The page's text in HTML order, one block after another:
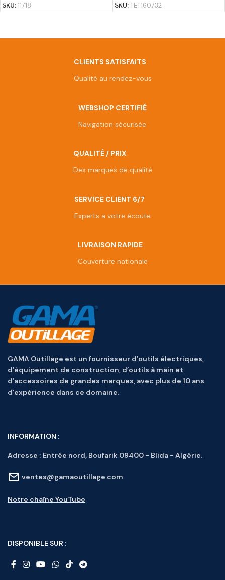
SKU:11718 SKU:TET160732
CLIENTS SATISFAITS
Qualité au rendez-vous
WEBSHOP CERTIFIÉ
Navigation sécurisée
QUALITÉ / PRIX
Des marques de qualité
SERVICE CLIENT 6/7
Experts a votre écoute
LIVRAISON RAPIDE
Couverture nationale
GAMA Outillage est un fournisseur d’outils électriques,
d’équipement de construction, d’outils à main et
d’accessoires de grandes marques, avec plus de 10 ans
d’expérience dans ce domaine.
INFORMATION :
Adresse : Entrée nord, Boufarik 09400 - Blida - Algérie.
ventes@gamaoutillage.com
Notre chaîne YouTube
DISPONIBLE SUR :